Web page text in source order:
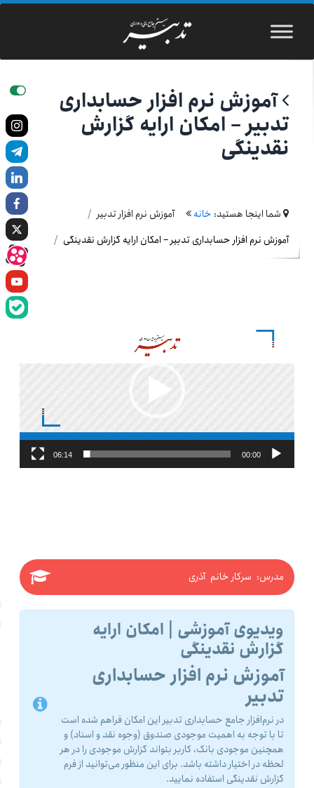
آموزش نرم افزار حسابداری
تدبیر – امکان ارایه گزارش
نقدینگی
شما اینجا هستید: خانه
آموزش نرم افزار تدبیر
آموزش نرم افزار حسابداری تدبیر – امکان ارایه گزارش نقدینگی
ویدیو
00:00
06:14
مدرس: سرکار خانم آذری
ویدیوی آموزشی | امکان ارایه
گزارش نقدینگی
آموزش نرم افزار حسابداری
تدبیر
در نرم‌افزار جامع حسابداری تدبیر این امکان فراهم شده است
تا با توجه به اهمیت موجودى صندوق (وجوه نقد و اسناد) و
همچنین موجودى بانک، کاربر بتواند گزارش موجودى را در هر
لحظه در اختیار داشته باشد. برای این منظور می‌توانید از فرم
گزارش نقدینگی استفاده نمایید.